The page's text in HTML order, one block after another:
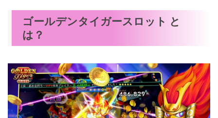
ゴールデンタイガースロット と
は？